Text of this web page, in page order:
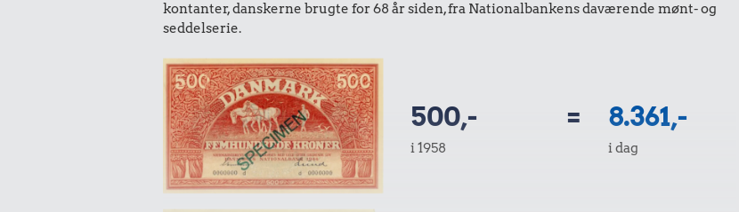
Samlet pris i 1958 Samlet pris i 2026
Udvalgte varer fra danskernes indkøbskurv gennem tiderne. Priser i nutidskroner er estimeret af
Oldmoney. Priser i datidskroner er på baggrund af forbrugerprisindekset fra Danmarks Statistik.
kontanter, danskerne brugte for 68 år siden, fra Nationalbankens daværende mønt- og
seddelserie.
500,-
i 1958
= 8.361,-
i dag